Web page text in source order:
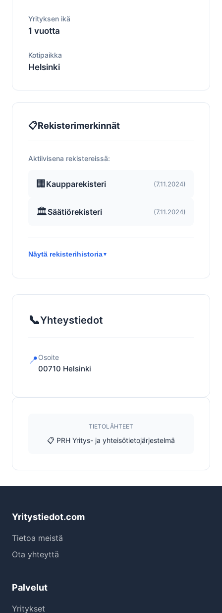
Yrityksen ikä
1 vuotta
Kotipaikka
Helsinki
📋Rekisterimerkinnät
Aktiivisena rekistereissä:
🏢 Kaupparekisteri (7.11.2024)
🏛️Säätiörekisteri (7.11.2024)
Näytä rekisterihistoria▼
📞Yhteystiedot
📍Osoite
00710 Helsinki
TIETOLÄHTEET
📋 PRH Yritys- ja yhteisötietojärjestelmä
Yritystiedot.com
Tietoa meistä
Ota yhteyttä
Palvelut
Yritykset